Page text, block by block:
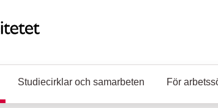
(Aktuell sida)
Studiecirklar och samarbeten För